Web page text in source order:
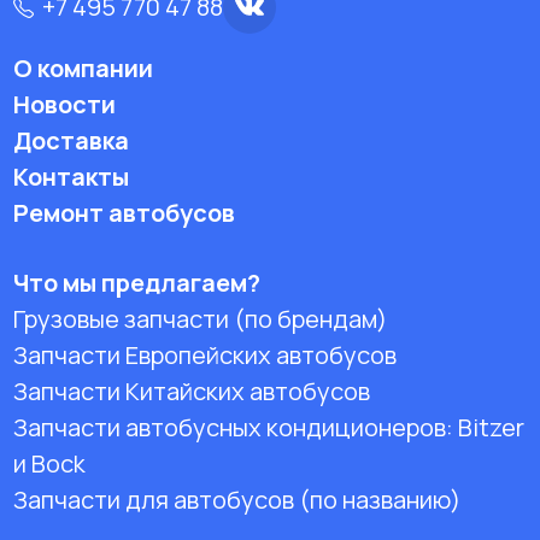
+7 495 770 47 88
О компании
Новости
Доставка
Контакты
Ремонт автобусов
Что мы предлагаем?
Грузовые запчасти (по брендам)
Запчасти Европейских автобусов
Запчасти Китайских автобусов
Запчасти автобусных кондиционеров: Bitzer
и Bock
Запчасти для автобусов (по названию)